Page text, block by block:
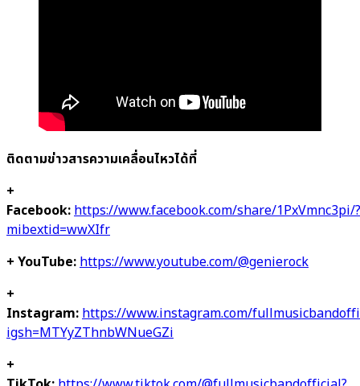
ติดตามข่าวสารความเคลื่อนไหวได้ที่
+
Facebook:https://www.facebook.com/share/1PxVmnc3pi/?
mibextid=wwXIfr
+ YouTube:https://www.youtube.com/@genierock
+
Instagram:https://www.instagram.com/
igsh=MTYyZThnbWNueGZi
+